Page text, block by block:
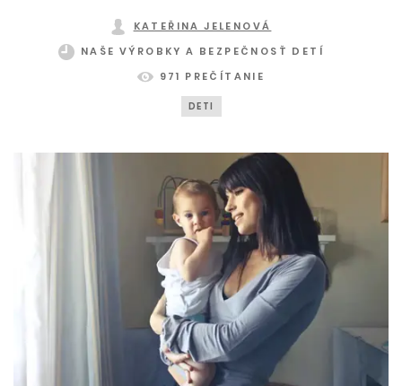
KATEŘINA JELENOVÁ
NAŠE VÝROBKY A BEZPEČNOSŤ DETÍ
971 PREČÍTANIE
DETI